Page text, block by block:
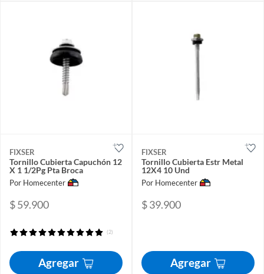
FIXSER
Tornillo Cubierta Capuchón 12
X 1 1/2Pg Pta Broca
Por Homecenter
$ 59.900
(2)
Agregar
FIXSER
Tornillo Cubierta Estr Metal
12X4 10 Und
Por Homecenter
$ 39.900
Agregar